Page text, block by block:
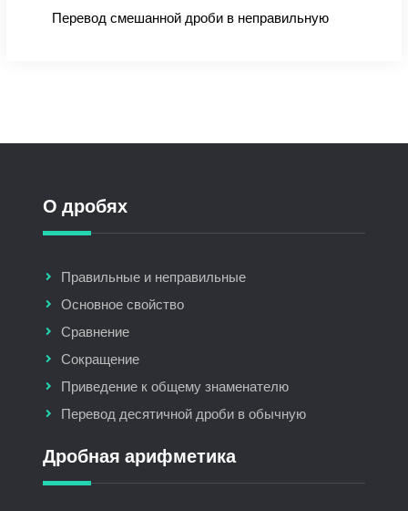
Перевод смешанной дроби в неправильную
О дробях
Правильные и неправильные
Основное свойство
Сравнение
Сокращение
Приведение к общему знаменателю
Перевод десятичной дроби в обычную
Дробная арифметика